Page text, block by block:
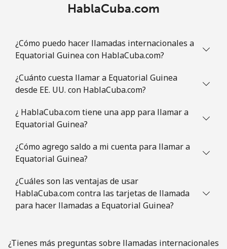
HablaCuba.com
¿Cómo puedo hacer llamadas internacionales a
Equatorial Guinea con HablaCuba.com?
¿Cuánto cuesta llamar a Equatorial Guinea
desde EE. UU. con HablaCuba.com?
¿ HablaCuba.com tiene una app para llamar a
Equatorial Guinea?
¿Cómo agrego saldo a mi cuenta para llamar a
Equatorial Guinea?
¿Cuáles son las ventajas de usar
HablaCuba.com contra las tarjetas de llamada
para hacer llamadas a Equatorial Guinea?
¿Tienes más preguntas sobre llamadas internacionales